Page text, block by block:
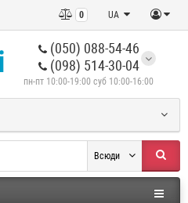
UA
0
(050) 088-54-46
(098) 514-30-04
пн-пт 10:00-19:00 суб 10:00-16:00
Всюди